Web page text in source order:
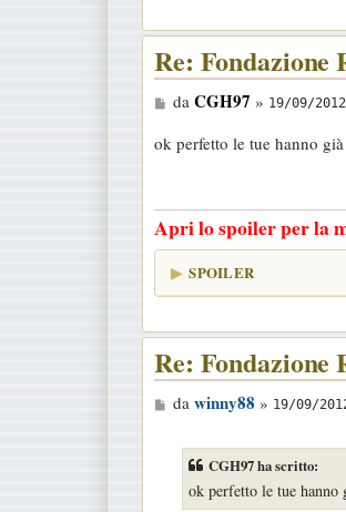
Re: Fondazione
M
s
a
g
i
da CGH97 » 19/09/
ok perfetto le tue hanno
Apri lo spoiler per la
SPOILER
Re: Fondazione
M
da winny88 » 19/09/
CGH97 ha scritto:
ok perfetto le tue hanno